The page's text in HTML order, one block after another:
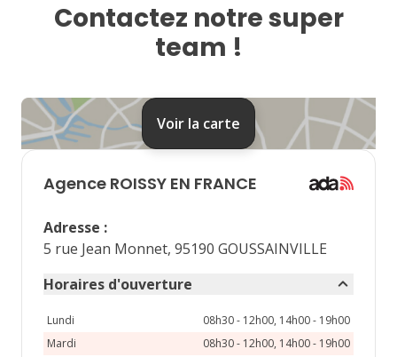
17 18 19 20
31
septembre 2026
7
14
21 23 24 25
Contactez notre super
team !
Voir la carte
Agence ROISSY EN FRANCE
Adresse :
5 rue Jean Monnet, 95190 GOUSSAINVILLE
Horaires d'ouverture
Lundi
08h30 - 12h00, 14h00 - 19h00
Mardi
08h30 - 12h00, 14h00 - 19h00